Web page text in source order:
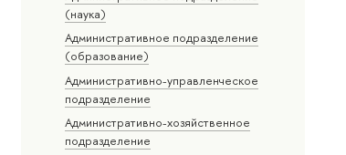
(наука)
Административное подразделение
(образование)
Административно-управленческое
подразделение
Административно-хозяйственное
подразделение